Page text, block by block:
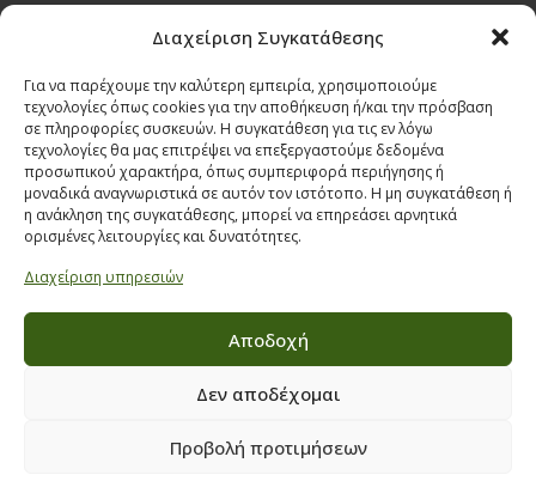
Διαχείριση Συγκατάθεσης
Για να παρέχουμε την καλύτερη εμπειρία, χρησιμοποιούμε
τεχνολογίες όπως cookies για την αποθήκευση ή/και την πρόσβαση
σε πληροφορίες συσκευών. Η συγκατάθεση για τις εν λόγω
τεχνολογίες θα μας επιτρέψει να επεξεργαστούμε δεδομένα
προσωπικού χαρακτήρα, όπως συμπεριφορά περιήγησης ή
μοναδικά αναγνωριστικά σε αυτόν τον ιστότοπο. Η μη συγκατάθεση ή
η ανάκληση της συγκατάθεσης, μπορεί να επηρεάσει αρνητικά
ορισμένες λειτουργίες και δυνατότητες.
Διαχείριση υπηρεσιών
Αποδοχή
Δεν αποδέχομαι
Προβολή προτιμήσεων
ΠΟΛΙΤΙΚΗ ΠΡΟΣΤΑΣΙΑΣ ΔΕΔΟΜΕΝΩΝ
Πολιτική Προστασίας Δεδομένων
Δήλωση Υπευθύνου Προστασίας Προσωπικών Δεδομένων
Ανάλυση Cookies
Όροι & προϋποθέσεις διαγωνισμού
ΣΤΟΙΧΕΙΑ ΕΠΙΚΟΙΝΩΝΙΑΣ
Παπαναστασίου 209,